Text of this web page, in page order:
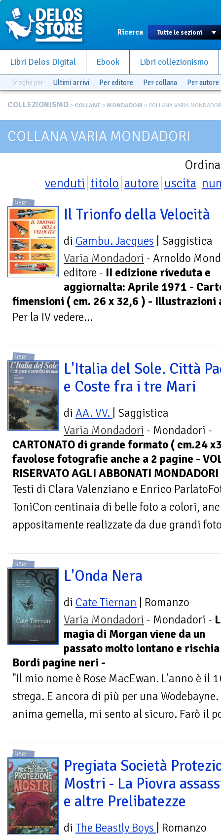
Ricerca
Libri Delos Digital Ebook Libri collezionismo
Sfoglia per Ultimi arrivi Per editore Per collana Per autore
COLLEZIONISMO > COLLANE > MONDADORI > COLLANA VARIA
COLLANA VARIA MONDADORI
venduti titolo autore uscita
LIBRI
Il Trionfo della Velocità
di Gambu. Jacques | Saggistica
Varia Mondadori - Arnoldo
editore - II edizione riveduta e
aggiornalta: Aprile 1971 -
fimensioni ( cm. 26 x 32,6 ) - Illustrazioni
Per la IV vedere...
LIBRI
L'Italia del Sole. Città
e Coste fra i tre Mari
di AA. VV.
| Saggistica
Varia Mondadori - Mondadori -
CARTONATO di grande formato ( cm.24
favolose fotografie anche a 2 pagine -
RISERVATO AGLI ABBONATI MONDADORI
Testi di Clara Valenziano e Enrico
ToniCon centinaia di belle foto a colori,
appositamente realizzate da due grandi
LIBRI
L'Onda Nera
di Cate Tiernan | Romanzo
Varia Mondadori - Mondadori -
magia di Morgan viene da un
passato molto lontano e
Bordi pagine neri -
"Il mio nome è Rose MacEwan. L'anno è il
strega. E ancora di più per una
anima gemella, mi sento al sicuro. Farò il
LIBRI
Pregiata Società
Mostri - La Piovra
e altre Prelibatezze
di The Beastly Boys
| Romanzo